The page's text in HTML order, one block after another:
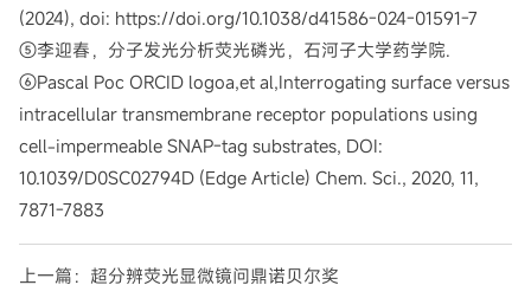
(2024), doi: https://doi.org/10.1038/d41586-024-01591-7
⑤李迎春，分子发光分析荧光磷光，石河子大学药学院.
⑥Pascal Poc ORCID logoa,et al,Interrogating surface versus
intracellular transmembrane receptor populations using
cell-impermeable SNAP-tag substrates, DOI:
10.1039/D0SC02794D (Edge Article) Chem. Sci., 2020, 11,
7871-7883
上一篇：超分辨荧光显微镜问鼎诺贝尔奖